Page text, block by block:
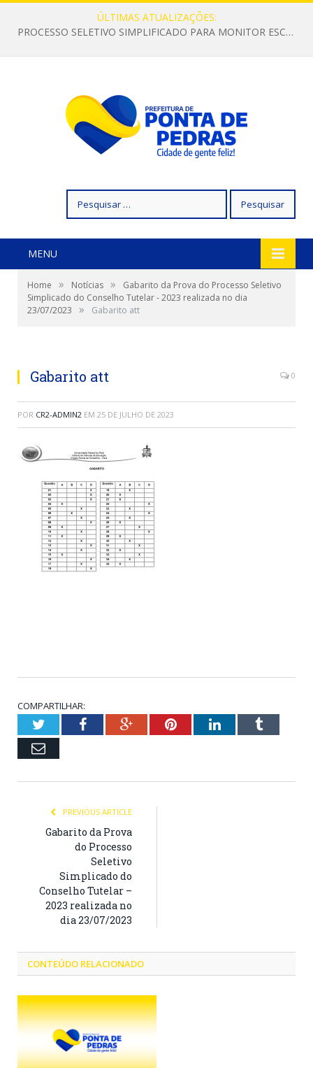
ÚLTIMAS ATUALIZAÇÕES:
PROCESSO SELETIVO SIMPLIFICADO PARA MONITOR ESCOLAR
por:
MENU
Home » Notícias »
Gabarito da Prova do Processo Seletivo
Simplicado do Conselho Tutelar - 2023 realizada no dia
23/07/2023
» Gabarito att
Gabarito att 0
POR CR2-ADMIN2 EM 25 DE JULHO DE 2023
COMPARTILHAR:
TwitterFacebookGoogle+PinterestLinkedInTumblr
Email
PREVIOUS ARTICLE
Gabarito da Prova
do Processo
Seletivo
Simplicado do
Conselho Tutelar –
2023 realizada no
dia 23/07/2023
CONTEÚDO RELACIONADO